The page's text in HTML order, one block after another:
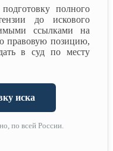
полного
до искового
ссылками на
правовую позицию,
в суд по месту
иска
по всей России.